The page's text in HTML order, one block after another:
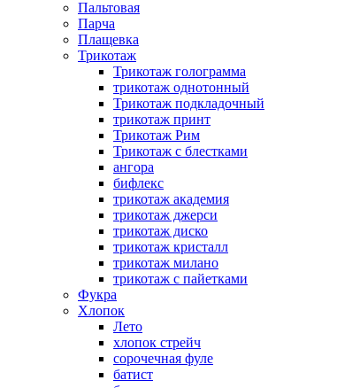
Пальтовая
Парча
Плащевка
Трикотаж
Трикотаж голограмма
трикотаж однотонный
Трикотаж подкладочный
трикотаж принт
Трикотаж Рим
Трикотаж с блестками
ангора
бифлекс
трикотаж академия
трикотаж джерси
трикотаж диско
трикотаж кристалл
трикотаж милано
трикотаж с пайетками
Фукра
Хлопок
Лето
хлопок стрейч
cорочечная фуле
батист